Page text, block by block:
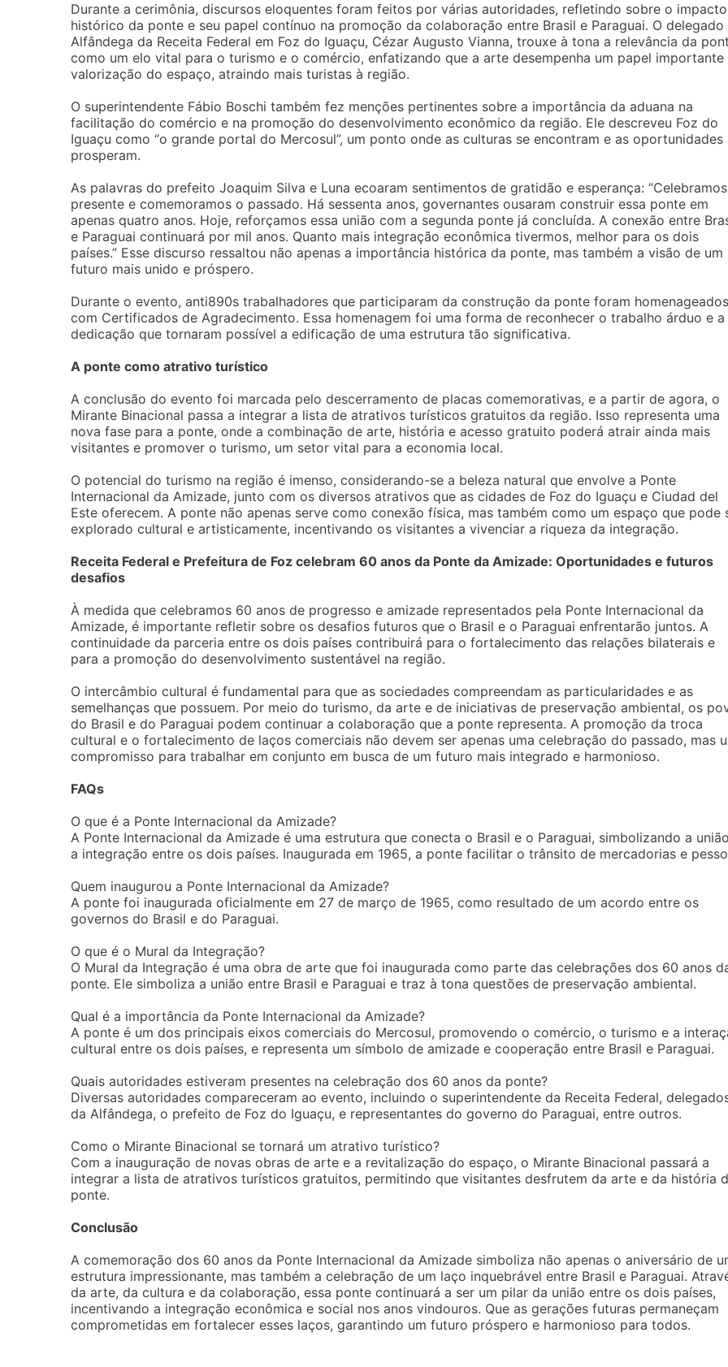
Durante a cerimônia, discursos eloquentes foram feitos por várias autoridades, refletindo sobre o impacto
histórico da ponte e seu papel contínuo na promoção da colaboração entre Brasil e Paraguai. O delegado
Alfândega da Receita Federal em Foz do Iguaçu, Cézar Augusto Vianna, trouxe à tona a relevância da
como um elo vital para o turismo e o comércio, enfatizando que a arte desempenha um papel importante
valorização do espaço, atraindo mais turistas à região.
O superintendente Fábio Boschi também fez menções pertinentes sobre a importância da aduana na
facilitação do comércio e na promoção do desenvolvimento econômico da região. Ele descreveu Foz do
Iguaçu como “o grande portal do Mercosul”, um ponto onde as culturas se encontram e as oportunidades
prosperam.
As palavras do prefeito Joaquim Silva e Luna ecoaram sentimentos de gratidão e esperança:
presente e comemoramos o passado. Há sessenta anos, governantes ousaram construir essa ponte em
apenas quatro anos. Hoje, reforçamos essa união com a segunda ponte já concluída. A conexão entre
e Paraguai continuará por mil anos. Quanto mais integração econômica tivermos, melhor para os dois
países.” Esse discurso ressaltou não apenas a importância histórica da ponte, mas também a visão de um
futuro mais unido e próspero.
Durante o evento, anti890s trabalhadores que participaram da construção da ponte foram homenageados
com Certificados de Agradecimento. Essa homenagem foi uma forma de reconhecer o trabalho árduo e a
dedicação que tornaram possível a edificação de uma estrutura tão significativa.
A ponte como atrativo turístico
A conclusão do evento foi marcada pelo descerramento de placas comemorativas, e a partir de agora, o
Mirante Binacional passa a integrar a lista de atrativos turísticos gratuitos da região. Isso representa uma
nova fase para a ponte, onde a combinação de arte, história e acesso gratuito poderá atrair ainda mais
visitantes e promover o turismo, um setor vital para a economia local.
O potencial do turismo na região é imenso, considerando-se a beleza natural que envolve a Ponte
Internacional da Amizade, junto com os diversos atrativos que as cidades de Foz do Iguaçu e Ciudad del
Este oferecem. A ponte não apenas serve como conexão física, mas também como um espaço que pode
explorado cultural e artisticamente, incentivando os visitantes a vivenciar a riqueza da integração.
Receita Federal e Prefeitura de Foz celebram 60 anos da Ponte da Amizade: Oportunidades e futuros
desafios
À medida que celebramos 60 anos de progresso e amizade representados pela Ponte Internacional da
Amizade, é importante refletir sobre os desafios futuros que o Brasil e o Paraguai enfrentarão juntos. A
continuidade da parceria entre os dois países contribuirá para o fortalecimento das relações bilaterais e
para a promoção do desenvolvimento sustentável na região.
O intercâmbio cultural é fundamental para que as sociedades compreendam as particularidades e as
semelhanças que possuem. Por meio do turismo, da arte e de iniciativas de preservação ambiental, os
do Brasil e do Paraguai podem continuar a colaboração que a ponte representa. A promoção da troca
cultural e o fortalecimento de laços comerciais não devem ser apenas uma celebração do passado, mas
compromisso para trabalhar em conjunto em busca de um futuro mais integrado e harmonioso.
FAQs
O que é a Ponte Internacional da Amizade?
A Ponte Internacional da Amizade é uma estrutura que conecta o Brasil e o Paraguai, simbolizando a
a integração entre os dois países. Inaugurada em 1965, a ponte facilitar o trânsito de mercadorias e
Quem inaugurou a Ponte Internacional da Amizade?
A ponte foi inaugurada oficialmente em 27 de março de 1965, como resultado de um acordo entre os
governos do Brasil e do Paraguai.
O que é o Mural da Integração?
O Mural da Integração é uma obra de arte que foi inaugurada como parte das celebrações dos 60 anos
ponte. Ele simboliza a união entre Brasil e Paraguai e traz à tona questões de preservação ambiental.
Qual é a importância da Ponte Internacional da Amizade?
A ponte é um dos principais eixos comerciais do Mercosul, promovendo o comércio, o turismo e a
cultural entre os dois países, e representa um símbolo de amizade e cooperação entre Brasil e Paraguai.
Quais autoridades estiveram presentes na celebração dos 60 anos da ponte?
Diversas autoridades compareceram ao evento, incluindo o superintendente da Receita Federal,
da Alfândega, o prefeito de Foz do Iguaçu, e representantes do governo do Paraguai, entre outros.
Como o Mirante Binacional se tornará um atrativo turístico?
Com a inauguração de novas obras de arte e a revitalização do espaço, o Mirante Binacional passará a
integrar a lista de atrativos turísticos gratuitos, permitindo que visitantes desfrutem da arte e da história
ponte.
Conclusão
A comemoração dos 60 anos da Ponte Internacional da Amizade simboliza não apenas o aniversário de
estrutura impressionante, mas também a celebração de um laço inquebrável entre Brasil e Paraguai.
da arte, da cultura e da colaboração, essa ponte continuará a ser um pilar da união entre os dois países,
incentivando a integração econômica e social nos anos vindouros. Que as gerações futuras permaneçam
comprometidas em fortalecer esses laços, garantindo um futuro próspero e harmonioso para todos.